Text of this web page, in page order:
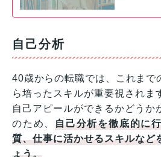
自己分析
40歳からの転職では、これまで
ら培ったスキルが重要視されま
自己アピールができるかどうか
のため、自己分析を徹底的に
質、仕事に活かせるスキルなど
ょう。